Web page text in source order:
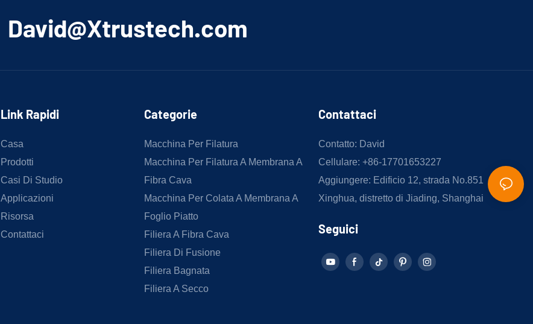
﻿David@Xtrustech.com
Link Rapidi
Casa
Prodotti
Casi Di Studio
Applicazioni
Risorsa
Contattaci
Categorie
Macchina Per Filatura
Macchina Per Filatura A Membrana A
Fibra Cava
Macchina Per Colata A Membrana A
Foglio Piatto
Filiera A Fibra Cava
Filiera Di Fusione
Filiera Bagnata
Filiera A Secco
Contattaci
Contatto: David
Cellulare: +86-17701653227
Aggiungere: Edificio 12, strada No.851
Xinghua, distretto di Jiading, Shanghai
Seguici